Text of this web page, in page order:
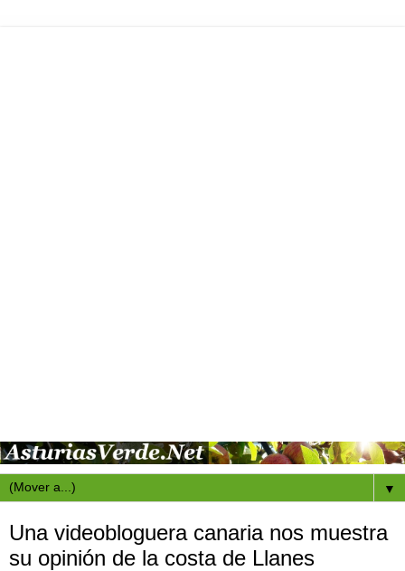
▼
Una videobloguera canaria nos muestra
su opinión de la costa de Llanes